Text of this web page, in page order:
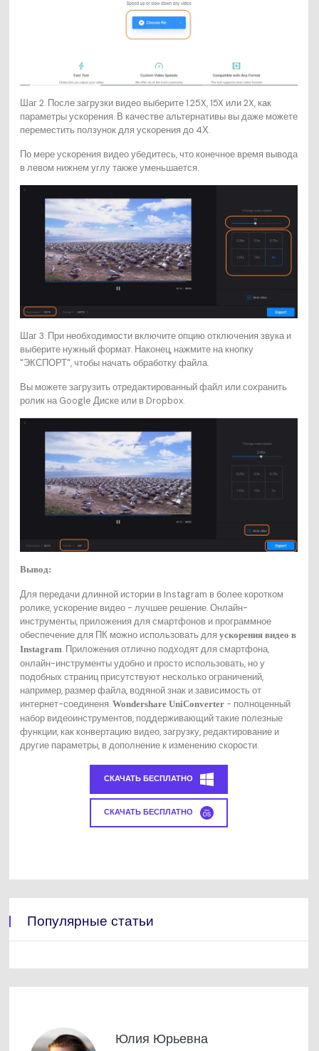
Шаг 2. После загрузки видео выберите 1.25X, 15X или 2X, как
параметры ускорения. В качестве альтернативы вы даже можете
переместить ползунок для ускорения до 4Х.
По мере ускорения видео убедитесь, что конечное время вывода
в левом нижнем углу также уменьшается.
Шаг 3. При необходимости включите опцию отключения звука и
выберите нужный формат. Наконец, нажмите на кнопку
"ЭКСПОРТ", чтобы начать обработку файла.
Вы можете загрузить отредактированный файл или сохранить
ролик на Google Диске или в Dropbox.
Вывод:
Для передачи длинной истории в Instagram в более коротком
ролике, ускорение видео - лучшее решение. Онлайн-
инструменты, приложения для смартфонов и программное
обеспечение для ПК можно использовать для ускорения видео в
Instagram. Приложения отлично подходят для смартфона,
онлайн-инструменты удобно и просто использовать, но у
подобных страниц присутствуют несколько ограничений,
например, размер файла, водяной знак и зависимость от
интернет-соединеня. Wondershare UniConverter- полноценный
набор видеоинструментов, поддерживающий такие полезные
функции, как конвертацию видео, загрузку, редактирование и
другие параметры, в дополнение к изменению скорости.
СКАЧАТЬ БЕСПЛАТНО
СКАЧАТЬ БЕСПЛАТНО
Популярные статьи
Юлия Юрьевна